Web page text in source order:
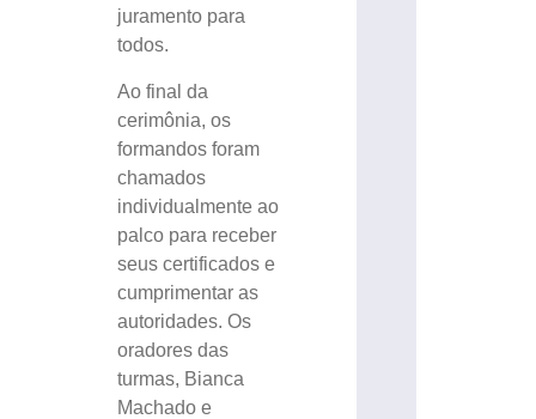
juramento para
todos.
Ao final da
cerimônia, os
formandos foram
chamados
individualmente ao
palco para receber
seus certificados e
cumprimentar as
autoridades. Os
oradores das
turmas, Bianca
Machado e